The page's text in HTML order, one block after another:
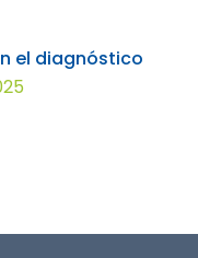
el diagnóstico